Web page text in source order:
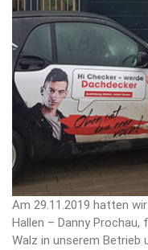
Am 29.11.2019 hatten
Hallen – Danny
Walz in unserem Betrieb